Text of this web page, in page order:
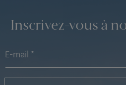
Inscrivez-vous à